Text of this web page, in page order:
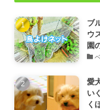
ブ
ウ
園
愛
い
く